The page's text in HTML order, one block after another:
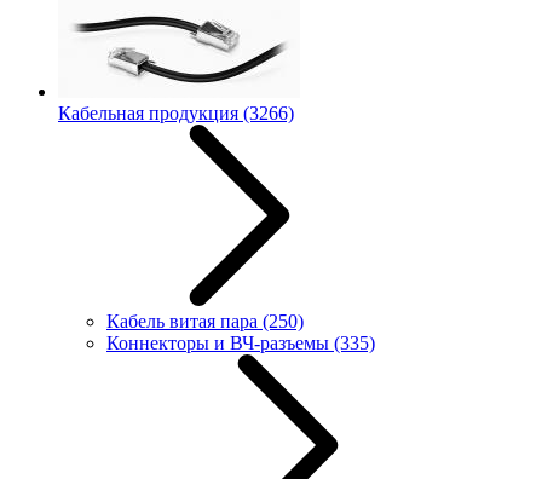
Кабельная продукция (3266)
Кабель витая пара (250)
Коннекторы и ВЧ-разъемы (335)